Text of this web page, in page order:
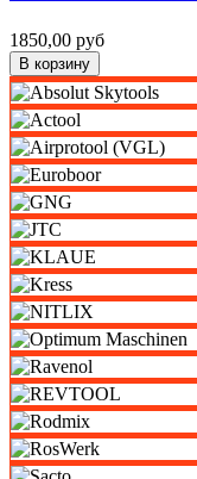
1850,00 руб
В корзину